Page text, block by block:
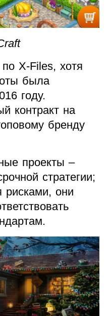
X-Files, хотя
была
году.
контракт на
бренду
проекты –
стратегии;
рисками, они